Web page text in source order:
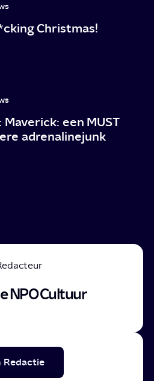
Christmas!
Maverick: een MUST
adrenalinejunk
NPO Cultuur
Redactie